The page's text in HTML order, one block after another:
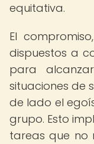
equitativa.
El
dispuestos a
para
situaciones de
de lado el
grupo. Esto
tareas que no